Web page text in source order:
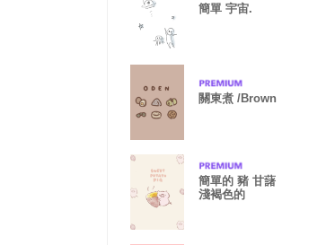
簡單 宇宙.
關東煮 /Brown
簡單的 豬 甘藷
淺褐色的